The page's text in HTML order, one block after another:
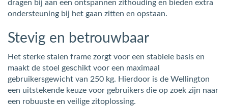
dragen bij aan een ontspannen zithouding en bieden extra
ondersteuning bij het gaan zitten en opstaan.
Stevig en betrouwbaar
Het sterke stalen frame zorgt voor een stabiele basis en
maakt de stoel geschikt voor een maximaal
gebruikersgewicht van 250 kg. Hierdoor is de Wellington
een uitstekende keuze voor gebruikers die op zoek zijn naar
een robuuste en veilige zitoplossing.